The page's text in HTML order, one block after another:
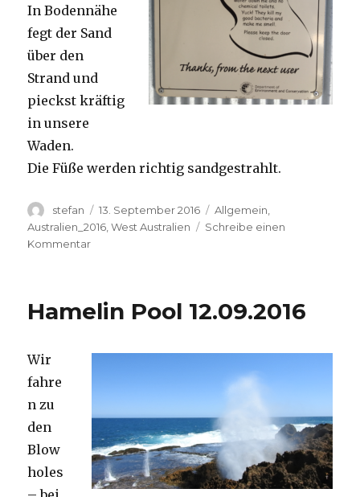
In Bodennähe
fegt der Sand
über den
Strand und
pieckst kräftig
in unsere
Waden.
Die Füße werden richtig sandgestrahlt.
Autor
stefan
Veröffentlicht
am
13. September 2016 Kategorien
Allgemein
Australien_2016 ,West Australien
Schreibe einen
Kommentarzu
Hamelin Pool 12.09.2016
Wir
fahre
n zu
den
Blow
holes